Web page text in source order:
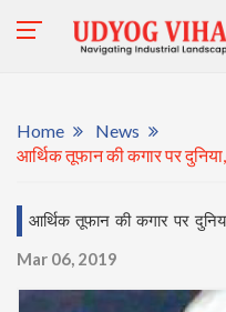
Home
News
आर्थिक तूफान की कगार पर
आर्थिक तूफान की कगार पर
Mar 06, 2019